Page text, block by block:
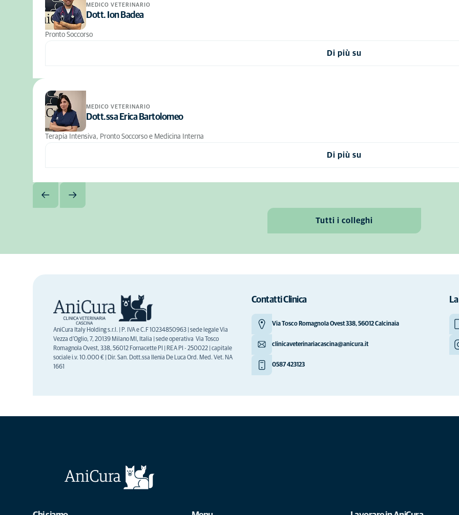
MEDICO VETERINARIO
Dott. Ion Badea
Pronto Soccorso
Di più su
MEDICO VETERINARIO
Dott.ssa Erica Bartolomeo
Terapia Intensiva, Pronto Soccorso e Medicina Interna
Di più su
Tutti i colleghi
AniCura Italy Holding s.r.l. | P. IVA e C.F 10234850963 | sede legale Via
Vezza d'Oglio, 7, 20139 Milano MI, Italia | sede operativa Via Tosco
Romagnola Ovest, 338, 56012 Fornacette PI | REA PI - 250022 | capitale
sociale i.v. 10.000 € | Dir. San. Dott.ssa Ilenia De Luca Ord. Med. Vet. NA
1661
Contatti Clinica
Via Tosco Romagnola Ovest 338, 56012 Calcinaia
clinicaveterinariacascina@anicura.it
0587 423123